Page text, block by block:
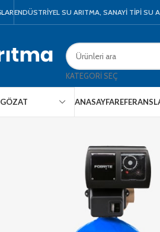
ENDÜSTRİYEL SU ARITMA, SANAYİ TİPİ SU
KATEGORI SEÇ
ANASAYFA